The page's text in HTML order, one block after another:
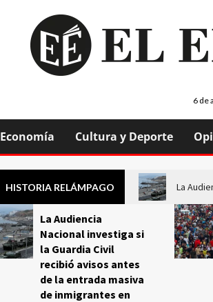
6 de
Economía Cultura y Deporte
HISTORIA RELÁMPAGO La
La Audiencia
Nacional investiga si
la Guardia Civil
recibió avisos antes
de la entrada masiva
de inmigrantes en